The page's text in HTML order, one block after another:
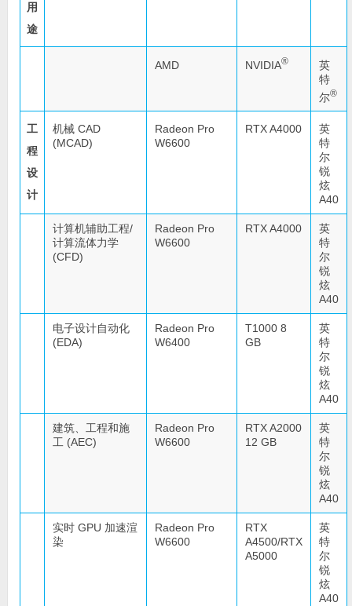
用
途
AMD NVIDIA®
英
特
尔®
工
程
设
计
机械 CAD
(MCAD)
Radeon Pro
W6600
RTX A4000
英
特
尔
锐
炫
A40
计算机辅助工程/
计算流体力学
(CFD)
Radeon Pro
W6600
RTX A4000
英
特
尔
锐
炫
A40
电子设计自动化
(EDA)
Radeon Pro
W6400
T1000 8
GB
英
特
尔
锐
炫
A40
建筑、工程和施
工 (AEC)
Radeon Pro
W6600
RTX A2000
12 GB
英
特
尔
锐
炫
A40
实时 GPU 加速渲
染
Radeon Pro
W6600
RTX
A4500/RTX
A5000
英
特
尔
锐
炫
A40